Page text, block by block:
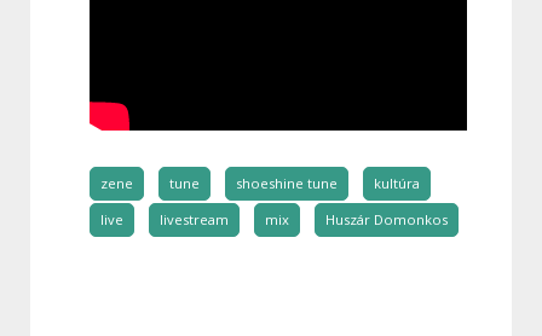
zene tune shoeshine tune
kultúra
live
livestream mix Huszár Domonkos